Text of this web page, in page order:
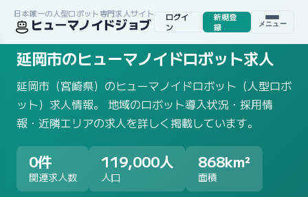
日本唯一の人型ロボット専門求人サイト
ヒューマノイドジョブ
ログイ
ン
新規登
録
メニュー
ホーム/求人一覧/地域から探す/宮崎県/
延岡市のヒューマノイドロボット求人
延岡市（宮崎県）のヒューマノイドロボット（人型ロボ
ット）求人情報。 地域のロボット導入状況・採用情
報・近隣エリアの求人を詳しく掲載しています。
0件
関連求人数
119,000人
人口
868km²
面積